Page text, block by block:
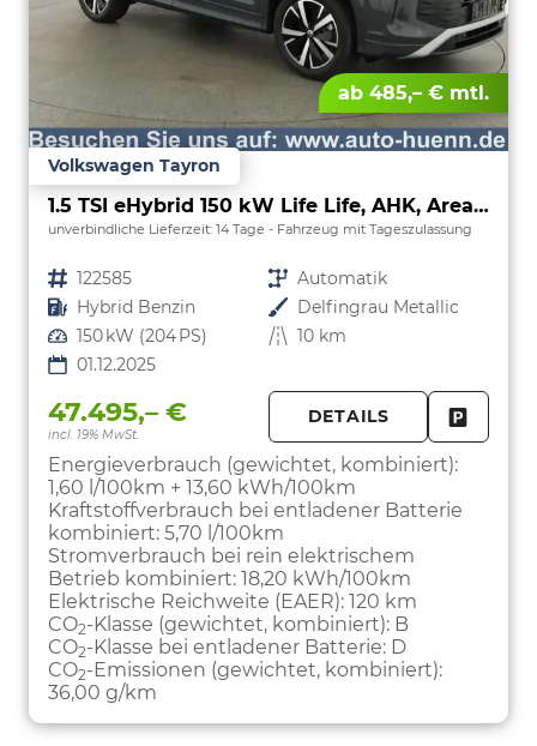
ab 485,– € mtl.
Volkswagen Tayron
1.5 TSI eHybrid 150 kW Life Life, AHK, AreaView, Side, Navi, Winter, 5-J. Garantie
unverbindliche Lieferzeit: 14 Tage Fahrzeug mit Tageszulassung
Fahrzeugnr. 122585 Getriebe Automatik
Kraftstoff Hybrid Benzin Außenfarbe Delfingrau Metallic
Leistung 150 kW (204 PS) Kilometerstand 10 km
01.12.2025
47.495,– €
incl. 19% MwSt.
DETAILS
Energieverbrauch (gewichtet, kombiniert):
1,60 l/100km + 13,60 kWh/100km
Kraftstoffverbrauch bei entladener Batterie
kombiniert: 5,70 l/100km
Stromverbrauch bei rein elektrischem
Betrieb kombiniert: 18,20 kWh/100km
Elektrische Reichweite (EAER): 120 km
CO2-Klasse (gewichtet, kombiniert): B
CO2-Klasse bei entladener Batterie: D
CO2-Emissionen (gewichtet, kombiniert):
36,00 g/km